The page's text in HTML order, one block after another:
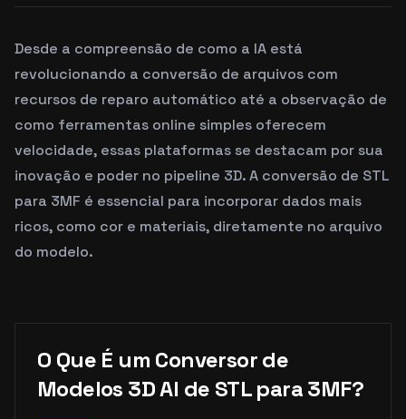
Desde a compreensão de como a IA está
revolucionando a conversão de arquivos com
recursos de reparo automático até a observação de
como ferramentas online simples oferecem
velocidade, essas plataformas se destacam por sua
inovação e poder no pipeline 3D. A conversão de STL
para 3MF é essencial para incorporar dados mais
ricos, como cor e materiais, diretamente no arquivo
do modelo.
O Que É um Conversor de
Modelos 3D AI de STL para 3MF?